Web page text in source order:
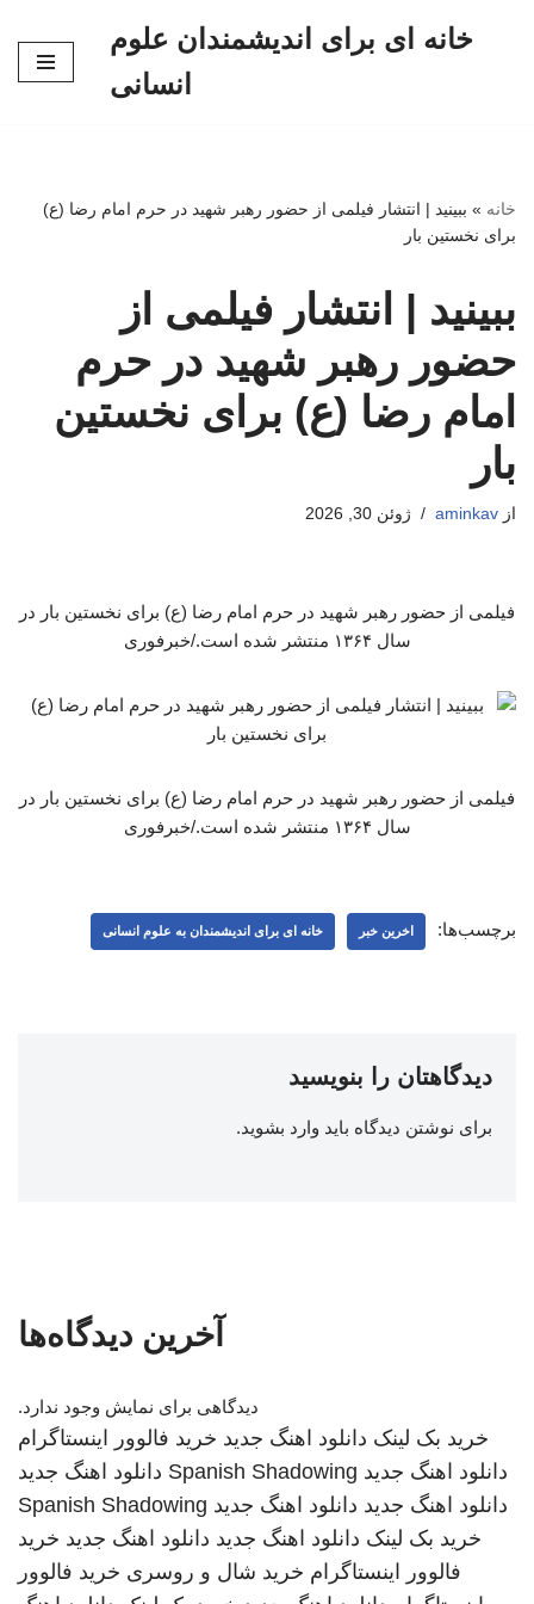
خانه ای برای اندیشمندان علوم
انسانی
خانه » ببینید | انتشار فیلمی از حضور رهبر شهید در حرم امام رضا (ع)
برای نخستین بار
ببینید | انتشار فیلمی از
حضور رهبر شهید در حرم
امام رضا (ع) برای نخستین
بار
از aminkav ژوئن 30, 2026
فیلمی از حضور رهبر شهید در حرم امام رضا (ع) برای نخستین بار در
سال ۱۳۶۴ منتشر شده است./خبرفوری
فیلمی از حضور رهبر شهید در حرم امام رضا (ع) برای نخستین بار در
سال ۱۳۶۴ منتشر شده است./خبرفوری
برچسب‌ها: اخرین خبر خانه ای برای اندیشمندان به علوم انسانی
دیدگاهتان را بنویسید
برای نوشتن دیدگاه باید وارد بشوید.
آخرین دیدگاه‌ها
دیدگاهی برای نمایش وجود ندارد.
خرید بک لینک دانلود اهنگ جدید خرید فالوور اینستاگرام
دانلود اهنگ جدید Spanish Shadowing دانلود اهنگ جدید
دانلود اهنگ جدید دانلود اهنگ جدید Spanish Shadowing
خرید بک لینک دانلود اهنگ جدید دانلود اهنگ جدید خرید
فالوور اینستاگرام خرید شال و روسری خرید فالوور